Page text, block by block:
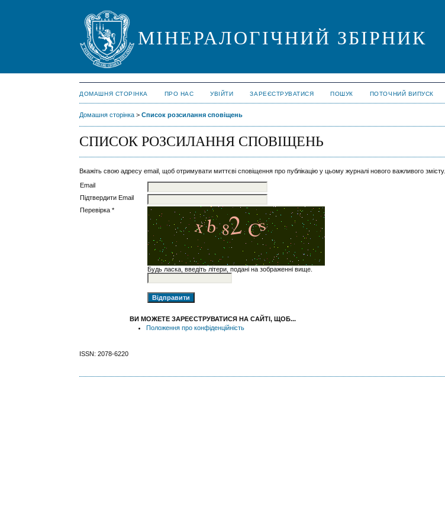
МІНЕРАЛОГІЧНИЙ ЗБІРНИК
ДОМАШНЯ СТОРІНКА ПРО НАС УВІЙТИ ЗАРЕЄСТРУВАТИСЯ ПОШУК ПОТОЧНИЙ ВИПУСК
Домашня сторінка >Список розсилання сповіщень
СПИСОК РОЗСИЛАННЯ СПОВІЩЕНЬ
Вкажіть свою адресу email, щоб отримувати миттєві сповіщення про публікацію у цьому журналі нового важливого змісту.
Email
Підтвердити Email
Перевірка *
Будь ласка, введіть літери, подані на зображенні вище.
ВИ МОЖЕТЕ ЗАРЕЄСТРУВАТИСЯ НА САЙТІ, ЩОБ...
Положення про конфіденційність
ISSN: 2078-6220